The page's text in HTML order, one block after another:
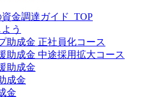
金調達ガイド_TOP
う
助成金 正社員化コース
助成金 中途採用拡大コース
助成金
成金
金